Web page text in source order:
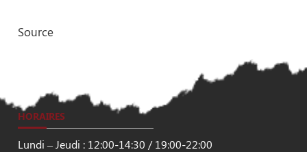
Source
HORAIRES
Lundi – Jeudi : 12:00-14:30 / 19:00-22:00